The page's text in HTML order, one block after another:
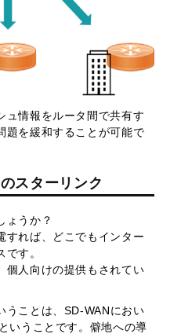
ュ情報をルータ間で共有す
題を緩和することが可能で
スターリンク
ょうか？
すれば、どこでもインター
す。
個人向けの提供もされてい
うことは、SD-WANにおい
いうことです。僻地への導